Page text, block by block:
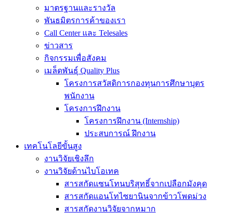
มาตรฐานและรางวัล
พันธมิตรการค้าของเรา
Call Center และ Telesales
ข่าวสาร
กิจกรรมเพื่อสังคม
เมล็ดพันธุ์ Quality Plus
โครงการสวัสดิการกองทุนการศึกษาบุตร
พนักงาน
โครงการฝึกงาน
โครงการฝึกงาน (Internship)
ประสบการณ์ ฝึกงาน
เทคโนโลยีขั้นสูง
งานวิจัยเชิงลึก
งานวิจัยด้านไบโอเทค
สารสกัดแซนโทนบริสุทธิ์จากเปลือกมังคุด
สารสกัดแอนโทไซยานินจากข้าวโพดม่วง
สารสกัดงานวิจัยจากหมาก